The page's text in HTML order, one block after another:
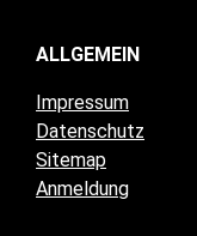
ALLGEMEIN
Impressum
Datenschutz
Sitemap
Anmeldung